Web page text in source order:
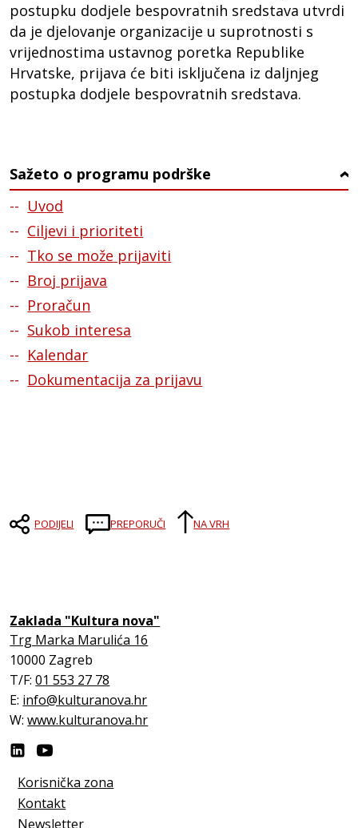
postupku dodjele bespovratnih sredstava utvrdi
da je djelovanje organizacije u suprotnosti s
vrijednostima ustavnog poretka Republike
Hrvatske, prijava će biti isključena iz daljnjeg
postupka dodjele bespovratnih sredstava.
Sažeto o programu podrške ›
Uvod
Ciljevi i prioriteti
Tko se može prijaviti
Broj prijava
Proračun
Sukob interesa
Kalendar
Dokumentacija za prijavu
PODIJELI PREPORUČI NA VRH
Zaklada "Kultura nova"
Trg Marka Marulića 16
10000 Zagreb
T/F:01 553 27 78
E: info@kulturanova.hr
W:www.kulturanova.hr
Korisnička zona
Kontakt
Newsletter